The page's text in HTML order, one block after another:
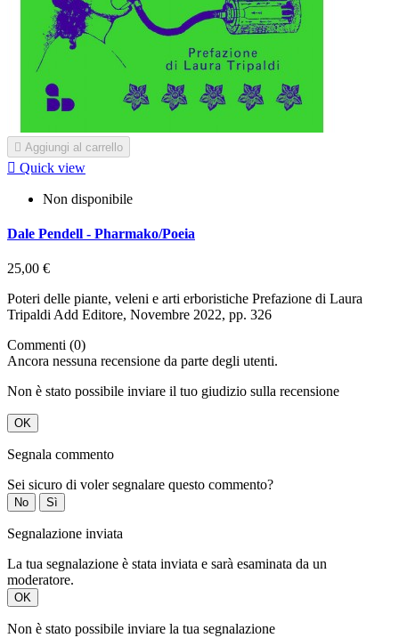
 Aggiungi al carrello
 Quick view
Non disponibile
Dale Pendell - Pharmako/Poeia
25,00 €
Poteri delle piante, veleni e arti erboristiche Prefazione di Laura
Tripaldi Add Editore, Novembre 2022, pp. 326
Commenti (0)
Ancora nessuna recensione da parte degli utenti.
Non è stato possibile inviare il tuo giudizio sulla recensione
OK
Segnala commento
Sei sicuro di voler segnalare questo commento?
No Sì
Segnalazione inviata
La tua segnalazione è stata inviata e sarà esaminata da un
moderatore.
OK
Non è stato possibile inviare la tua segnalazione